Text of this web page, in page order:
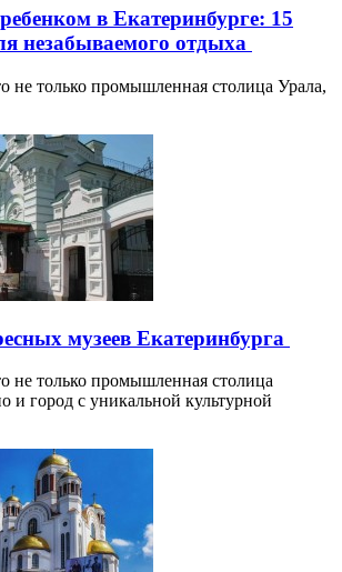
в Екатеринбурге: 15
незабываемого отдыха
не только промышленная столица Урала,
музеев Екатеринбурга
не только промышленная столица
и город с уникальной культурной